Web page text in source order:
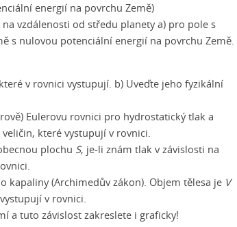
energií na povrchu Země)
vzdálenosti od středu planety a) pro pole s
s nulovou potenciální energií na povrchu Země.
v rovnici vystupují. b) Uveďte jeho fyzikální
Eulerovu rovnici pro hydrostatický tlak a
které vystupují v rovnici.
plochu S, je-li znám tlak v závislosti na
(Archimedův zákon). Objem tělesa je V
v rovnici.
a tuto závislost zakreslete i graficky!